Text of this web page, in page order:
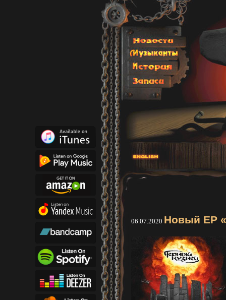
06.07.2020 Новый EP